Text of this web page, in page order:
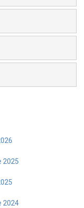
2025
2024